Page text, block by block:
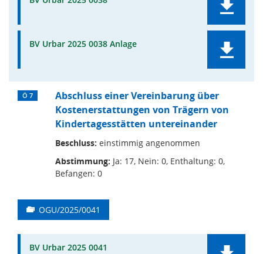
BV Urbar 2025 0038 Anlage
Ö 7
Abschluss einer Vereinbarung über
Kostenerstattungen von Trägern von
Kindertagesstätten untereinander
Beschluss: einstimmig angenommen
Abstimmung: Ja: 17, Nein: 0, Enthaltung: 0,
Befangen: 0
OGU/2025/0041
BV Urbar 2025 0041